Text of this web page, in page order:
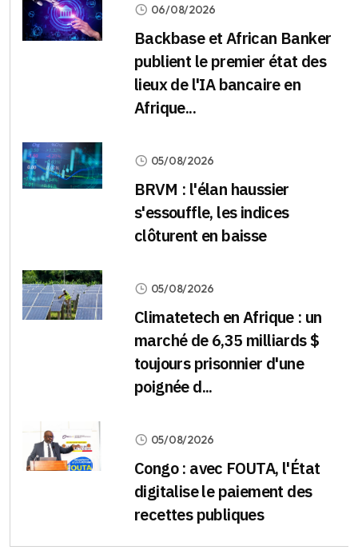
06/08/2026
Backbase et African Banker
publient le premier état des
lieux de l'IA bancaire en
Afrique...
05/08/2026
BRVM : l'élan haussier
s'essouffle, les indices
clôturent en baisse
05/08/2026
Climatetech en Afrique : un
marché de 6,35 milliards $
toujours prisonnier d'une
poignée d...
05/08/2026
Congo : avec FOUTA, l'État
digitalise le paiement des
recettes publiques